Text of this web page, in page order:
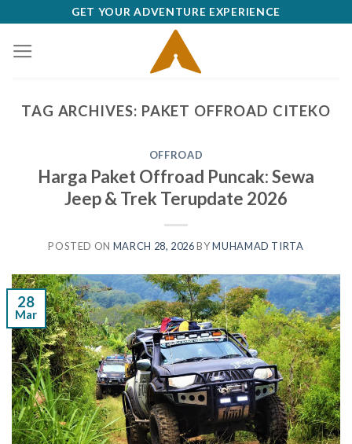
content
GET YOUR ADVENTURE EXPERIENCE
TAG ARCHIVES: PAKET OFFROAD CITEKO
OFFROAD
Harga Paket Offroad Puncak: Sewa
Jeep & Trek Terupdate 2026
POSTED ON MARCH 28, 2026 BYMUHAMAD TIRTA
28
Mar